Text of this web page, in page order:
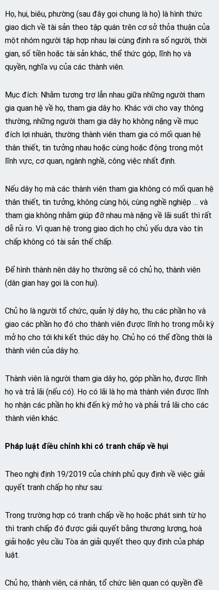
Họ, hụi, biêu, phường (sau đây gọi chung là họ) là hình thức
giao dịch về tài sản theo tập quán trên cơ sở thỏa thuận của
một nhóm người tập hợp nhau lại cùng định ra số người, thời
gian, số tiền hoặc tài sản khác, thể thức góp, lĩnh họ và
quyền, nghĩa vụ của các thành viên.
Mục đích: Nhằm tương trợ lẫn nhau giữa những người tham
gia quan hệ về họ, tham gia dây họ. Khác với cho vay thông
thường, những người tham gia dây họ không nặng về mục
đích lợi nhuận, thường thành viên tham gia có mối quan hệ
thân thiết, tin tưởng nhau hoặc cùng hoặc động trong một
lĩnh vực, cơ quan, ngành nghề, công việc nhất định.
Nếu dây họ mà các thành viên tham gia không có mối quan hệ
thân thiết, tin tưởng, không cùng hội, cùng nghề nghiệp … và
tham gia không nhằm giúp đỡ nhau mà nặng về lãi suất thì rất
dễ rủi ro. Vì quan hệ trong giao dịch họ chủ yếu dựa vào tín
chấp không có tài sản thế chấp.
Để hình thành nên dây họ thường sẽ có chủ họ, thành viên
(dân gian hay gọi là con hụi).
Chủ họ là người tổ chức, quản lý dây họ, thu các phần họ và
giao các phần họ đó cho thành viên được lĩnh họ trong mỗi kỳ
mở họ cho tới khi kết thúc dây họ. Chủ họ có thể đồng thời là
thành viên của dây họ.
Thành viên là người tham gia dây họ, góp phần họ, được lĩnh
họ và trả lãi (nếu có). Họ có lãi là họ mà thành viên được lĩnh
họ nhận các phần họ khi đến kỳ mở họ và phải trả lãi cho các
thành viên khác.
Pháp luật điều chỉnh khi có tranh chấp về hụi
Theo nghị định 19/2019 của chính phủ quy định về việc giải
quyết tranh chấp họ như sau:
Trong trường hợp có tranh chấp về họ hoặc phát sinh từ họ
thì tranh chấp đó được giải quyết bằng thương lượng, hoà
giải hoặc yêu cầu Tòa án giải quyết theo quy định của pháp
luật.
Chủ họ, thành viên, cá nhân, tổ chức liên quan có quyền đề